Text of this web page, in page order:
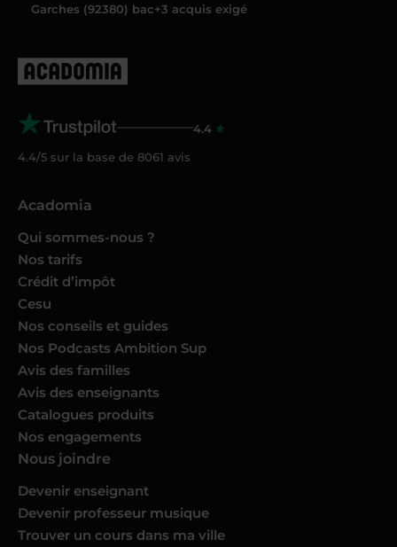
Garches (92380) bac+3 acquis exigé
4.4
4.4/5 sur la base de 8061 avis
Acadomia
Qui sommes-nous ?
Nos tarifs
Crédit d’impôt
Cesu
Nos conseils et guides
Nos Podcasts Ambition Sup
Avis des familles
Avis des enseignants
Catalogues produits
Nos engagements
Nous joindre
Devenir enseignant
Devenir professeur musique
Trouver un cours dans ma ville